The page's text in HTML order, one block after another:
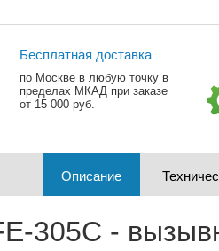
Бесплатная доставка
по Москве в любую точку в
пределах МКАД при заказе
от 15 000 руб.
Описание
305C -